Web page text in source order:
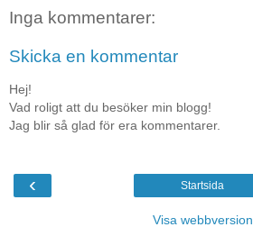
Inga kommentarer:
Skicka en kommentar
Hej!
Vad roligt att du besöker min blogg!
Jag blir så glad för era kommentarer.
‹ Startsida
Visa webbversion